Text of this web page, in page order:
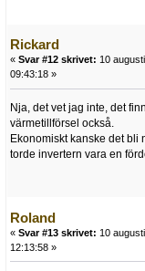
Rickard
« Svar #12 skrivet: 10
09:43:18 »
Nja, det vet jag inte, det
värmetillförsel också.
Ekonomiskt kanske det bli
torde invertern vara en
Roland
« Svar #13 skrivet: 10
12:13:58 »